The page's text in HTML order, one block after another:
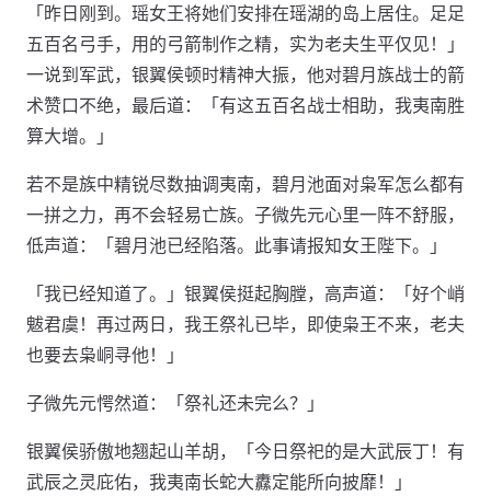
「昨日刚到。瑶女王将她们安排在瑶湖的岛上居住。足足
五百名弓手，用的弓箭制作之精，实为老夫生平仅见！」
一说到军武，银翼侯顿时精神大振，他对碧月族战士的箭
术赞口不绝，最后道：「有这五百名战士相助，我夷南胜
算大增。」
若不是族中精锐尽数抽调夷南，碧月池面对枭军怎么都有
一拼之力，再不会轻易亡族。子微先元心里一阵不舒服，
低声道：「碧月池已经陷落。此事请报知女王陛下。」
「我已经知道了。」银翼侯挺起胸膛，高声道：「好个峭
魃君虞！再过两日，我王祭礼已毕，即使枭王不来，老夫
也要去枭峒寻他！」
子微先元愕然道：「祭礼还未完么？」
银翼侯骄傲地翘起山羊胡，「今日祭祀的是大武辰丁！有
武辰之灵庇佑，我夷南长蛇大纛定能所向披靡！」